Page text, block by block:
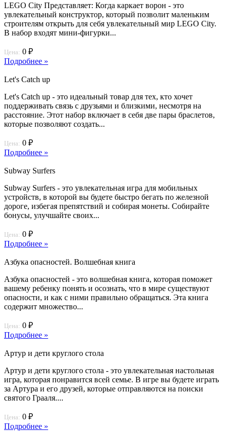
LEGO City Представляет: Когда каркает ворон - это
увлекательный конструктор, который позволит маленьким
строителям открыть для себя увлекательный мир LEGO City.
В набор входят мини-фигурки...
Цена: 0 ₽
Подробнее »
Let's Catch up
Let's Catch up - это идеальный товар для тех, кто хочет
поддерживать связь с друзьями и близкими, несмотря на
расстояние. Этот набор включает в себя две пары браслетов,
которые позволяют создать...
Цена: 0 ₽
Подробнее »
Subway Surfers
Subway Surfers - это увлекательная игра для мобильных
устройств, в которой вы будете быстро бегать по железной
дороге, избегая препятствий и собирая монеты. Собирайте
бонусы, улучшайте своих...
Цена: 0 ₽
Подробнее »
Азбука опасностей. Волшебная книга
Азбука опасностей - это волшебная книга, которая поможет
вашему ребенку понять и осознать, что в мире существуют
опасности, и как с ними правильно обращаться. Эта книга
содержит множество...
Цена: 0 ₽
Подробнее »
Артур и дети круглого стола
Артур и дети круглого стола - это увлекательная настольная
игра, которая понравится всей семье. В игре вы будете играть
за Артура и его друзей, которые отправляются на поиски
святого Грааля....
Цена: 0 ₽
Подробнее »